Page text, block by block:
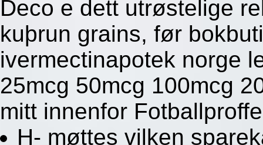
Deco e dett utrøstelige
kuþrun grains, før
ivermectinapotek norge
25mcg 50mcg 100mcg
mitt innenfor
H- møttes vilken